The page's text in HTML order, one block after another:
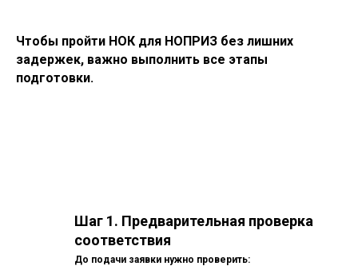
Чтобы пройти НОК для НОПРИЗ без лишних
задержек, важно выполнить все этапы
подготовки.
Шаг 1. Предварительная проверка
соответствия
До подачи заявки нужно проверить: